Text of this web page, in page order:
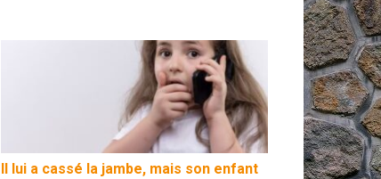
Il lui a cassé la jambe, mais son enfant